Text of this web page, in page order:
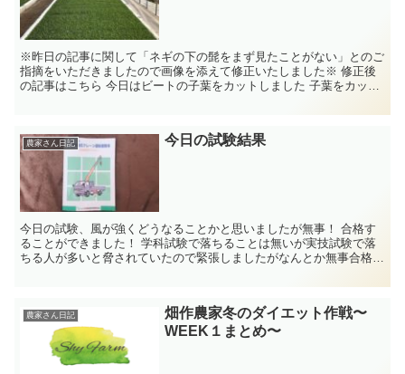
※昨日の記事に関して「ネギの下の髭をまず見たことがない」とのご
指摘をいただきましたので画像を添えて修正いたしました※ 修正後
の記事はこちら 今日はビートの子葉をカットしました 子葉をカット
農家さん日記 今日の試験結果
今日の試験、風が強くどうなることかと思いましたが無事！ 合格す
ることができました！ 学科試験で落ちることは無いが実技試験で落
ちる人が多いと脅されていたので緊張しましたがなんとか無事合格で
農家さん日記
畑作農家冬のダイエット作戦〜
WEEK１まとめ〜